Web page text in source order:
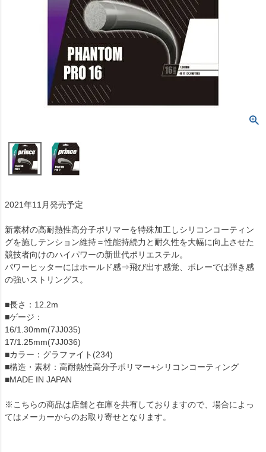
2021年11月発売予定
新素材の高耐熱性高分子ポリマーを特殊加工しシリコンコーティン
グを施しテンション維持＝性能持続力と耐久性を大幅に向上させた
競技者向けのハイパワーの新世代ポリエステル。
パワーヒッターにはホールド感⇒飛び出す感覚、ボレーでは弾き感
の強いストリングス。
■長さ：12.2m
■ゲージ：
16/1.30mm(7JJ035)
17/1.25mm(7JJ036)
■カラー：グラファイト(234)
■構造・素材：高耐熱性高分子ポリマー+シリコンコーティング
■MADE IN JAPAN
※こちらの商品は店舗と在庫を共有しておりますので、場合によっ
てはメーカーからのお取り寄せとなります。